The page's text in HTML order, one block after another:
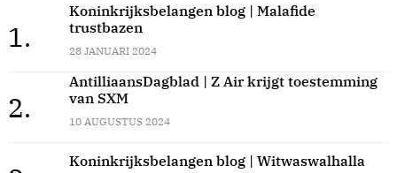
1.
Koninkrijksbelangen blog | Malafide
trustbazen
28 JANUARI 2024
2.
AntilliaansDagblad | Z Air krijgt toestemming
van SXM
10 AUGUSTUS 2024
Koninkrijksbelangen blog | Witwaswalhalla